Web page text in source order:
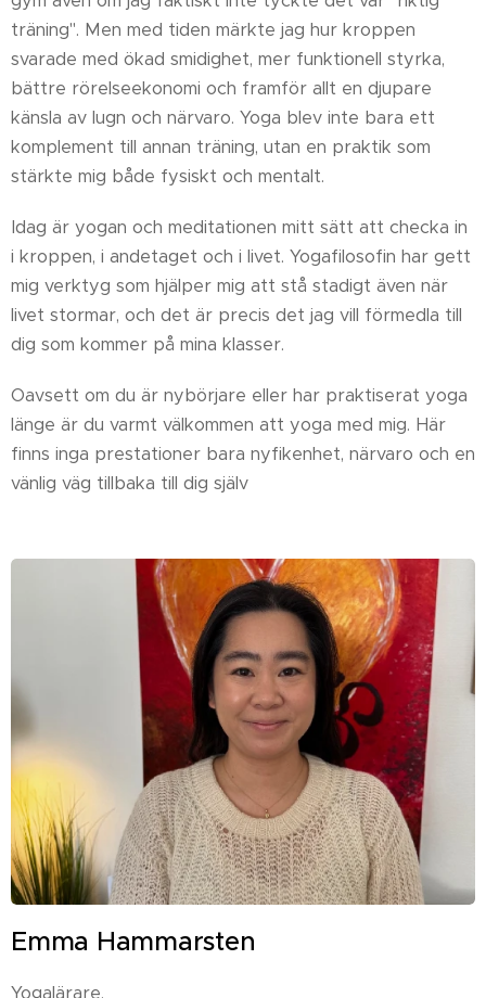
träning". Men med tiden märkte jag hur kroppen
svarade med ökad smidighet, mer funktionell styrka,
bättre rörelseekonomi och framför allt en djupare
känsla av lugn och närvaro. Yoga blev inte bara ett
komplement till annan träning, utan en praktik som
stärkte mig både fysiskt och mentalt.
Idag är yogan och meditationen mitt sätt att checka in
i kroppen, i andetaget och i livet. Yogafilosofin har gett
mig verktyg som hjälper mig att stå stadigt även när
livet stormar, och det är precis det jag vill förmedla till
dig som kommer på mina klasser.
Oavsett om du är nybörjare eller har praktiserat yoga
länge är du varmt välkommen att yoga med mig. Här
finns inga prestationer bara nyfikenhet, närvaro och en
vänlig väg tillbaka till dig själv
Emma Hammarsten
Yogalärare.